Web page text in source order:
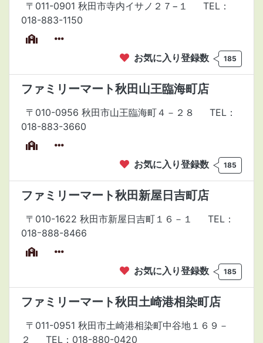
〒011-0901 秋田市寺内イサノ２７−１
TEL：
018-883-1150
お気に入り登録数 185
ファミリーマート秋田山王臨海町店
〒010-0956 秋田市山王臨海町４－２８
TEL：
018-883-3660
お気に入り登録数 185
ファミリーマート秋田新屋日吉町店
〒010-1622 秋田市新屋日吉町１６－１
TEL：
018ｰ888-8466
お気に入り登録数 185
ファミリーマート秋田土崎港相染町店
〒011-0951 秋田市土崎港相染町中谷地１６９－
２
TEL：018-880-0420